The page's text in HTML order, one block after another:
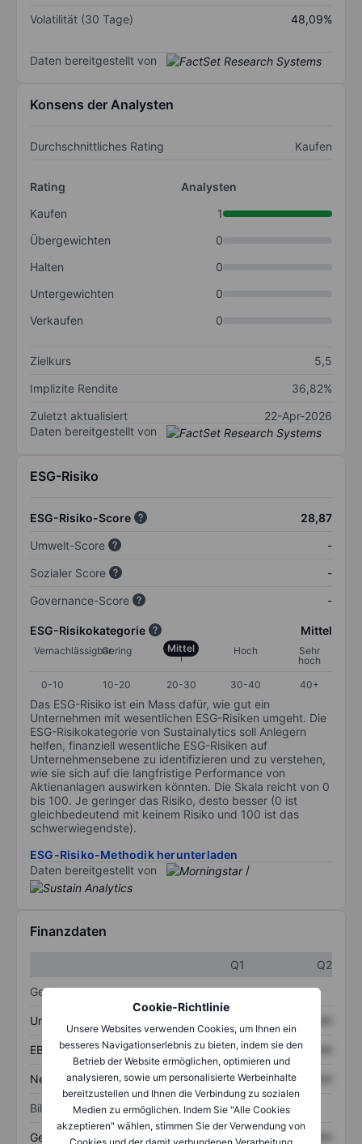
Cookie-Richtlinie
Unsere Websites verwenden Cookies, um Ihnen ein
besseres Navigationserlebnis zu bieten, indem sie den
Betrieb der Website ermöglichen, optimieren und
analysieren, sowie um personalisierte Werbeinhalte
bereitzustellen und Ihnen die Verbindung zu sozialen
Medien zu ermöglichen. Indem Sie "Alle Cookies
akzeptieren" wählen, stimmen Sie der Verwendung von
Volatilität (30 Tage)
48,09%
Daten bereitgestellt von
Konsens der Analysten
Durchschnittliches Rating Kaufen
Rating
Analysten
Kaufen
1
Übergewichten
0
Halten
0
Untergewichten
0
Verkaufen
0
Zielkurs
5,5
Implizite Rendite
36,82%
Zuletzt aktualisiert
22-Apr-2026
Daten bereitgestellt von
ESG-Risiko
ESG-Risiko-Score
28,87
Umwelt-Score
-
Sozialer Score
-
Governance-Score
-
ESG-Risikokategorie Mittel
VernachlässigbarGering Mittel Hoch
Sehr
hoch
0-10
10-20 20-30 30-40 40+
Das ESG-Risiko ist ein Mass dafür, wie gut ein
Unternehmen mit wesentlichen ESG-Risiken umgeht. Die
ESG-Risikokategorie von Sustainalytics soll Anlegern
helfen, finanziell wesentliche ESG-Risiken auf
Unternehmensebene zu identifizieren und zu verstehen,
wie sie sich auf die langfristige Performance von
Aktienanlagen auswirken könnten. Die Skala reicht von 0
bis 100. Je geringer das Risiko, desto besser (0 ist
gleichbedeutend mit keinem Risiko und 100 ist das
schwerwiegendste).
ESG-Risiko-Methodik herunterladen
Daten bereitgestellt von
/
Finanzdaten
Q1
Q2
Gewinn- und Verlustrechnung
Umsatz
EBITDA XXXXXXX XXXXXXX
Nettoeinkommen XXXXXXX XXXXXXX
Bilanz
Gesamtvermögen XXXXXXX XXXXXXX